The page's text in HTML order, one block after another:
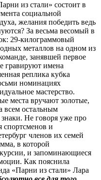
из стали» состоит в
социальной
желания победить ведь
За весьма весомый в
29‑килограммовый
металлов на одном из
занявшей первое
гравируют имена
реплика кубка
номинациях
мастерство.
места вручают золотые,
всем остальным
Не говоря уже про
спортсменов и
членов их семей
в которой
и запоминающиеся
Как пояснила
«Парни из стали» Лара